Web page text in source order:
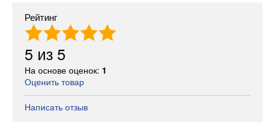
Рейтинг
5 из 5
На основе оценок: 1
Оценить товар
Написать отзыв